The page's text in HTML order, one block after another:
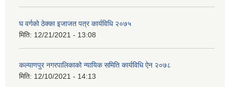
घ वर्गको ठेक्का इजाजत पत्र कार्यविधि २०७५
मिति: 12/21/2021 - 13:08
कल्याणपुर नगरपालिकाको न्यायिक समिति कार्यविधि ऐन २०७८
मिति: 12/10/2021 - 14:13